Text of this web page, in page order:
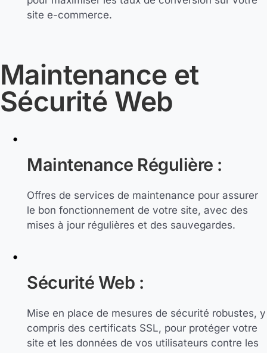
site e-commerce.
Maintenance et
Sécurité Web
Maintenance Régulière :
Offres de services de maintenance pour assurer
le bon fonctionnement de votre site, avec des
mises à jour régulières et des sauvegardes.
Sécurité Web :
Mise en place de mesures de sécurité robustes, y
compris des certificats SSL, pour protéger votre
site et les données de vos utilisateurs contre les